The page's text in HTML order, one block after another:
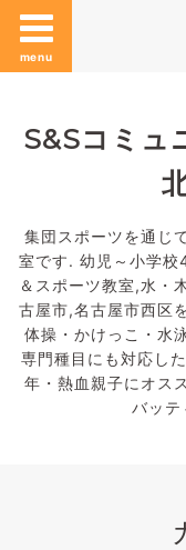
menu
S&Sコミュ
集団スポーツを通じ
室です. 幼児～小学校
＆スポーツ教室,水・
古屋市,名古屋市西区
体操・かけっこ・水
専門種目にも対応し
年・熱血親子にオス
バッテ